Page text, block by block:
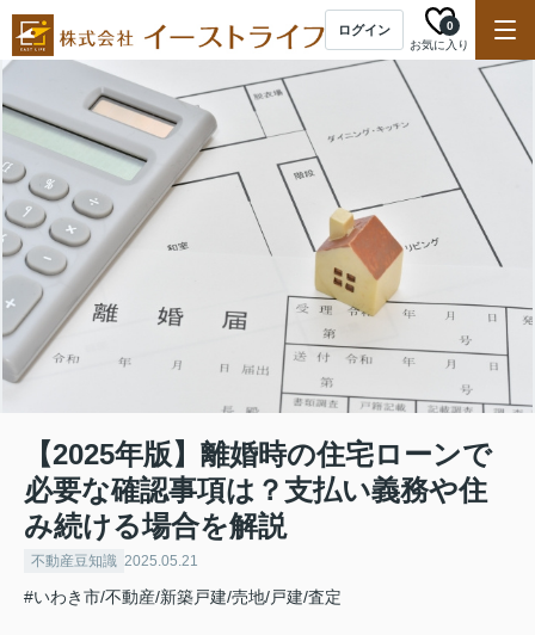
ログイン
お気に入り
0
【2025年版】離婚時の住宅ローンで
必要な確認事項は？支払い義務や住
み続ける場合を解説
不動産豆知識 2025.05.21
#いわき市/不動産/新築戸建/売地/戸建/査定